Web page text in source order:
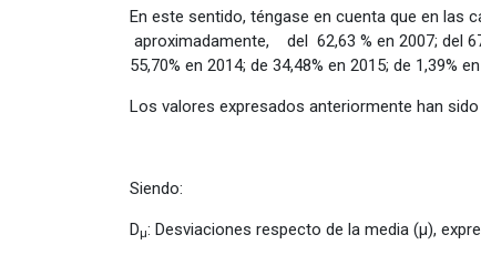
En este sentido, téngase en cuenta que en las
aproximadamente, del 62,63 % en 2007; del
55,70% en 2014; de 34,48% en 2015; de 1,39%
Los valores expresados anteriormente han
Siendo:
Dμ: Desviaciones respecto de la media (μ),